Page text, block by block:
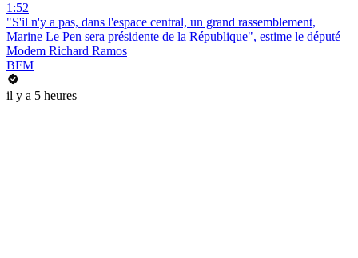
1:52
"S'il n'y a pas, dans l'espace central, un grand rassemblement,
Marine Le Pen sera présidente de la République", estime le député
Modem Richard Ramos
BFM
il y a 5 heures